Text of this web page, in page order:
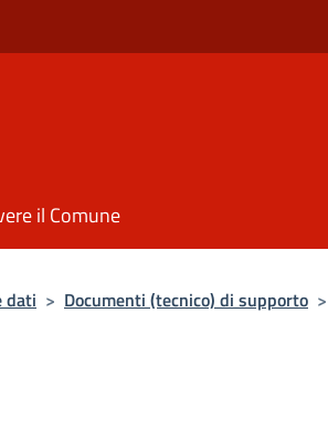
il Comune
dati > Documenti (tecnico) di supporto >